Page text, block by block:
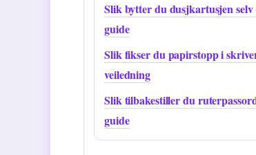
Slik bytter du dusjkartusjen
guide
Slik fikser du papirstopp i
veiledning
Slik tilbakestiller du
guide